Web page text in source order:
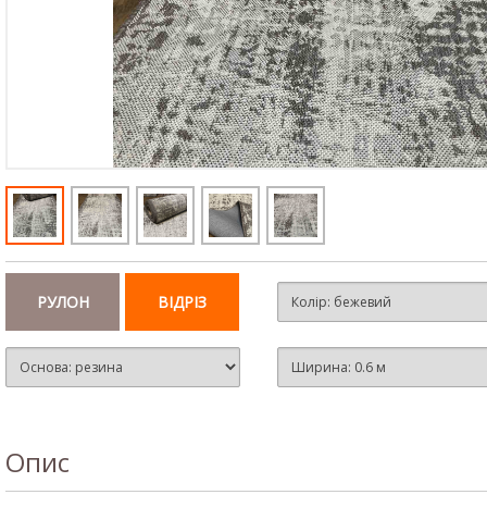
РУЛОН ВІДРІЗ
Опис